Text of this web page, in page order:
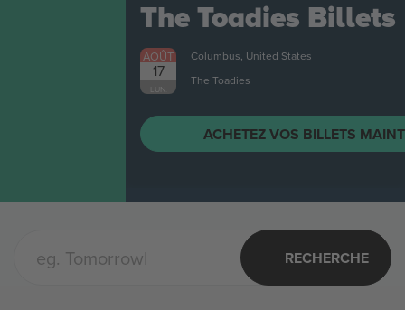
The ToadiesBillets
Columbus, United States
ACHETEZ VOS BILLETS MAINTENANT
RECHERCHE